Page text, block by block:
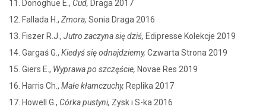
11. Donoghue E., Cud, Draga 2017
12. Fallada H., Zmora, Sonia Draga 2016
13. Fiszer R.J., Jutro zaczyna się dziś, Edipresse Kolekcje 2019
14. Gargaś G., Kiedyś się odnajdziemy, Czwarta Strona 2019
15. Giers E., Wyprawa po szczęście, Novae Res 2019
16. Harris Ch., Małe kłamczuchy, Replika 2017
17. Howell G., Córka pustyni, Zysk i S-ka 2016